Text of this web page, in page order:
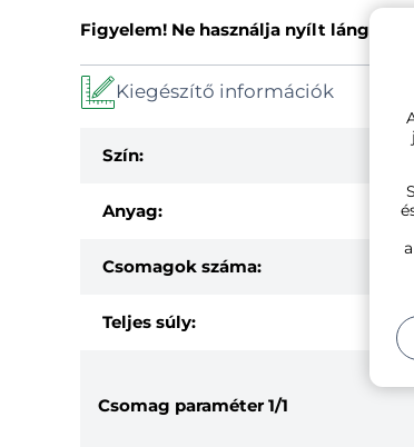
Figyelem! Ne használja nyílt láng
Kiegészítő információk
Szín:
Anyag:
Csomagok száma:
Teljes súly:
Csomag paraméter 1/1
a